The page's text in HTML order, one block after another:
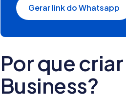
Gerar link do Whatsapp
Por que
Business?